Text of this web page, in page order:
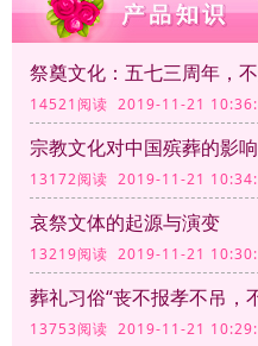
祭奠文化：五七三周年，
14521阅读 2019-11-21
宗教文化对中国殡葬的影响
13172阅读 2019-11-21
哀祭文体的起源与演变
13219阅读 2019-11-21
葬礼习俗“丧不报孝不吊，
13753阅读 2019-11-21